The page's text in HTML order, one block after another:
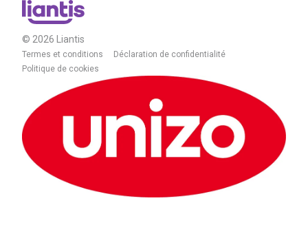
© 2026 Liantis
Termes et conditions
Déclaration de confidentialité
Politique de cookies